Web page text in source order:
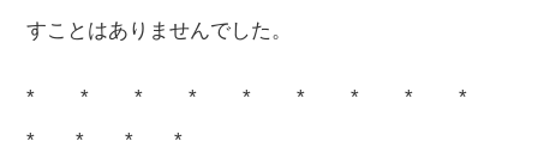
すことはありませんでした。
* * * * * * * * *
* * * *